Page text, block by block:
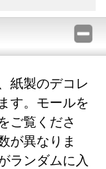
紙製のデコレ
す。モールを
ご覧くださ
が異なりま
ランダムに入